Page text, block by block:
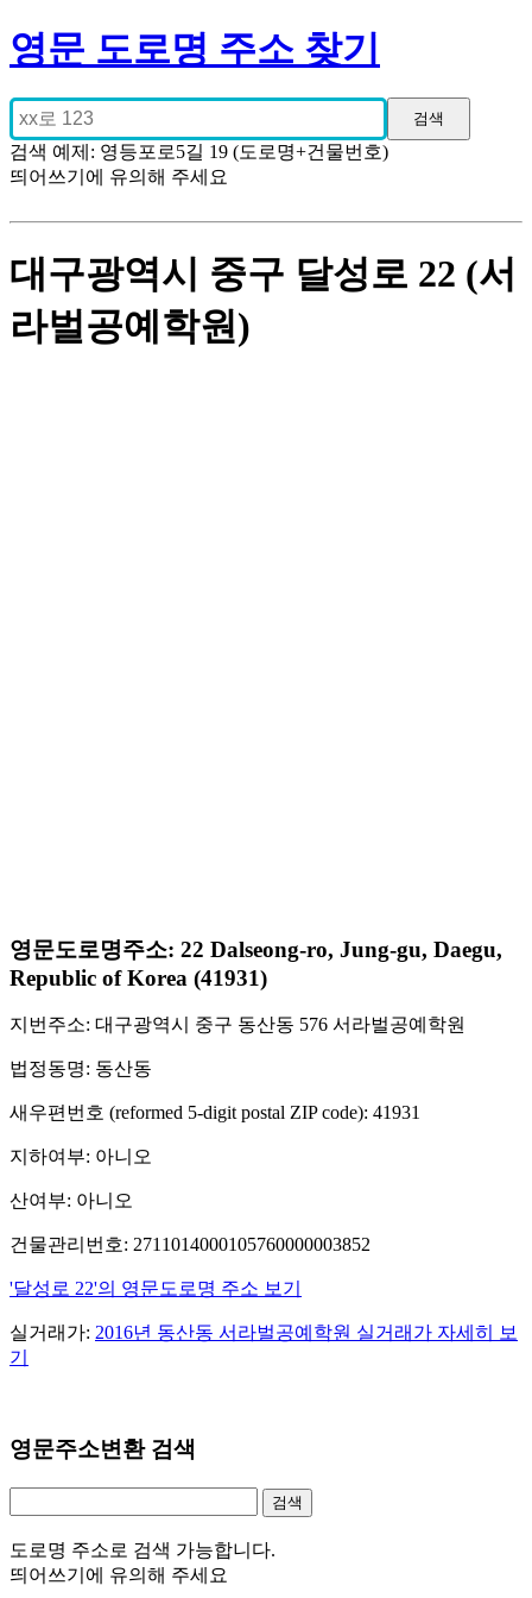
영문 도로명 주소 찾기
검색 예제: 영등포로5길 19 (도로명+건물번호)
띄어쓰기에 유의해 주세요
대구광역시 중구 달성로 22 (서
라벌공예학원)
영문도로명주소: 22 Dalseong-ro, Jung-gu, Daegu,
Republic of Korea (41931)
지번주소: 대구광역시 중구 동산동 576 서라벌공예학원
법정동명: 동산동
새우편번호 (reformed 5-digit postal ZIP code): 41931
지하여부: 아니오
산여부: 아니오
건물관리번호: 2711014000105760000003852
'달성로 22'의 영문도로명 주소 보기
실거래가: 2016년 동산동 서라벌공예학원 실거래가 자세히 보
기
영문주소변환 검색
도로명 주소로 검색 가능합니다.
띄어쓰기에 유의해 주세요